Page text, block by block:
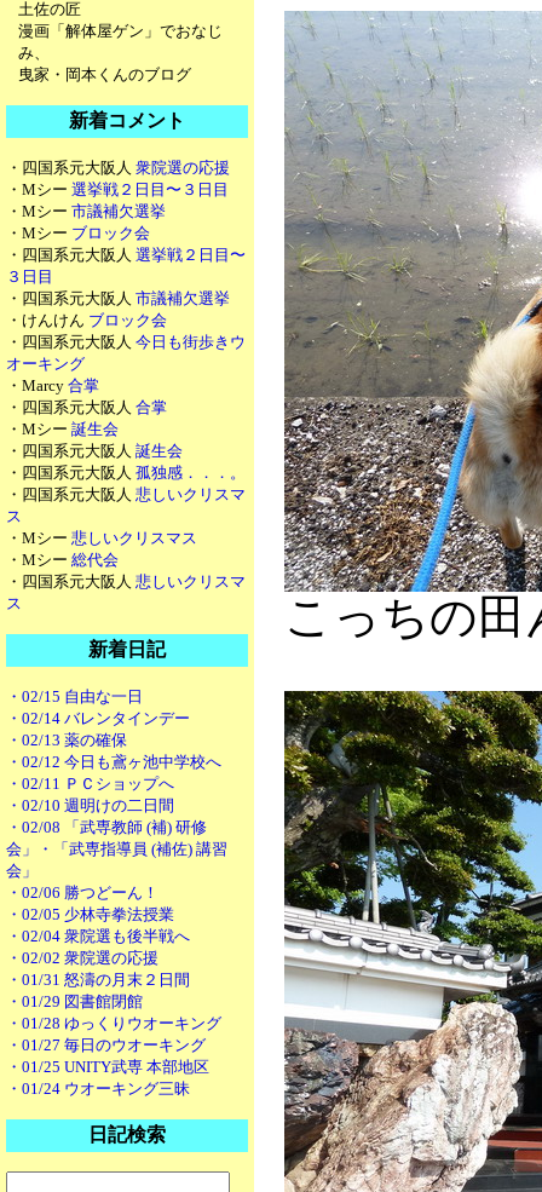
土佐の匠
漫画「解体屋ゲン」でおなじ
み、
曳家・岡本くんのブログ
新着コメント
・四国系元大阪人 衆院選の応援
・Mシー 選挙戦２日目〜３日目
・Mシー 市議補欠選挙
・Mシー ブロック会
・四国系元大阪人 選挙戦２日目〜
３日目
・四国系元大阪人 市議補欠選挙
・けんけん ブロック会
・四国系元大阪人 今日も街歩きウ
オーキング
・Marcy 合掌
・四国系元大阪人 合掌
・Mシー 誕生会
・四国系元大阪人 誕生会
・四国系元大阪人 孤独感．．．。
・四国系元大阪人 悲しいクリスマ
ス
・Mシー 悲しいクリスマス
・Mシー 総代会
・四国系元大阪人 悲しいクリスマ
ス
新着日記
・02/15 自由な一日
・02/14 バレンタインデー
・02/13 薬の確保
・02/12 今日も鳶ヶ池中学校へ
・02/11 ＰＣショップへ
・02/10 週明けの二日間
・02/08 「武専教師 (補) 研修
会」・「武専指導員 (補佐) 講習
会」
・02/06 勝つどーん！
・02/05 少林寺拳法授業
・02/04 衆院選も後半戦へ
・02/02 衆院選の応援
・01/31 怒濤の月末２日間
・01/29 図書館閉館
・01/28 ゆっくりウオーキング
・01/27 毎日のウオーキング
・01/25 UNITY武専 本部地区
・01/24 ウオーキング三昧
日記検索
こっちの